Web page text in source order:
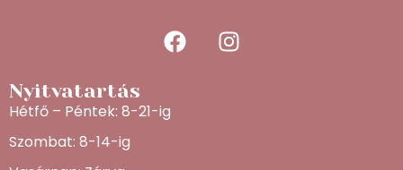
Nyitvatartás
Hétfő – Péntek: 8-21-ig
Szombat: 8-14-ig